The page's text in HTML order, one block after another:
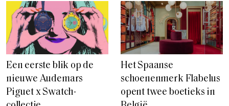
Een eerste blik op de
nieuwe Audemars
Piguet x Swatch-
Het Spaanse
schoenenmerk Flabelus
opent twee boetieks in